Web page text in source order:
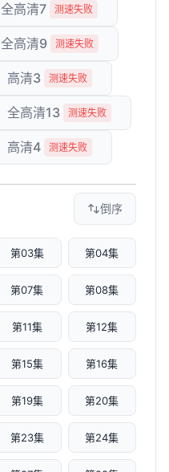
全高清7 测速失败
全高清9 测速失败
高清3 测速失败
全高清13 测速失败
高清4 测速失败
倒序
第03集 第04集
第07集 第08集
第11集 第12集
第15集 第16集
第19集 第20集
第23集 第24集